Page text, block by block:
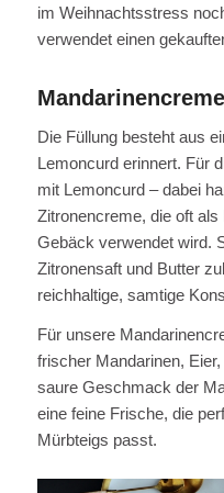
im Weihnachtsstress
verwendet einen
Die Füllung besteht aus
Lemoncurd erinnert. Für
mit Lemoncurd – dabei
Zitronencreme, die oft
Gebäck verwendet wird.
Zitronensaft und Butter
reichhaltige, samtige
Für unsere
frischer Mandarinen,
saure Geschmack der
eine feine Frische, die
Mürbteigs passt.